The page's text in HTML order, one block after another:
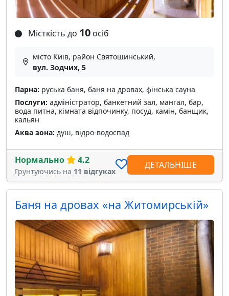
Місткість до 10 осіб
місто Київ, район Святошинський,
вул. Зодчих, 5
Парна: руська баня, баня на дровах, фінська сауна
Послуги: адміністратор, банкетний зал, мангал, бар,
вода питна, кімната відпочинку, посуд, камін, банщик,
кальян
Аква зона: душ, відро-водоспад
Нормально 4.2
Грунтуючись на 11 відгуках
ДЕТАЛЬНІШЕ
Баня на дровах «на Житомирській»